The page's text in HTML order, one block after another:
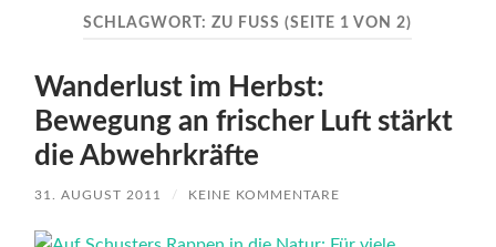
SCHLAGWORT:ZU FUSS (SEITE 1 VON 2)
Wanderlust im Herbst:
Bewegung an frischer Luft stärkt
die Abwehrkräfte
31. AUGUST 2011 / KEINE KOMMENTARE